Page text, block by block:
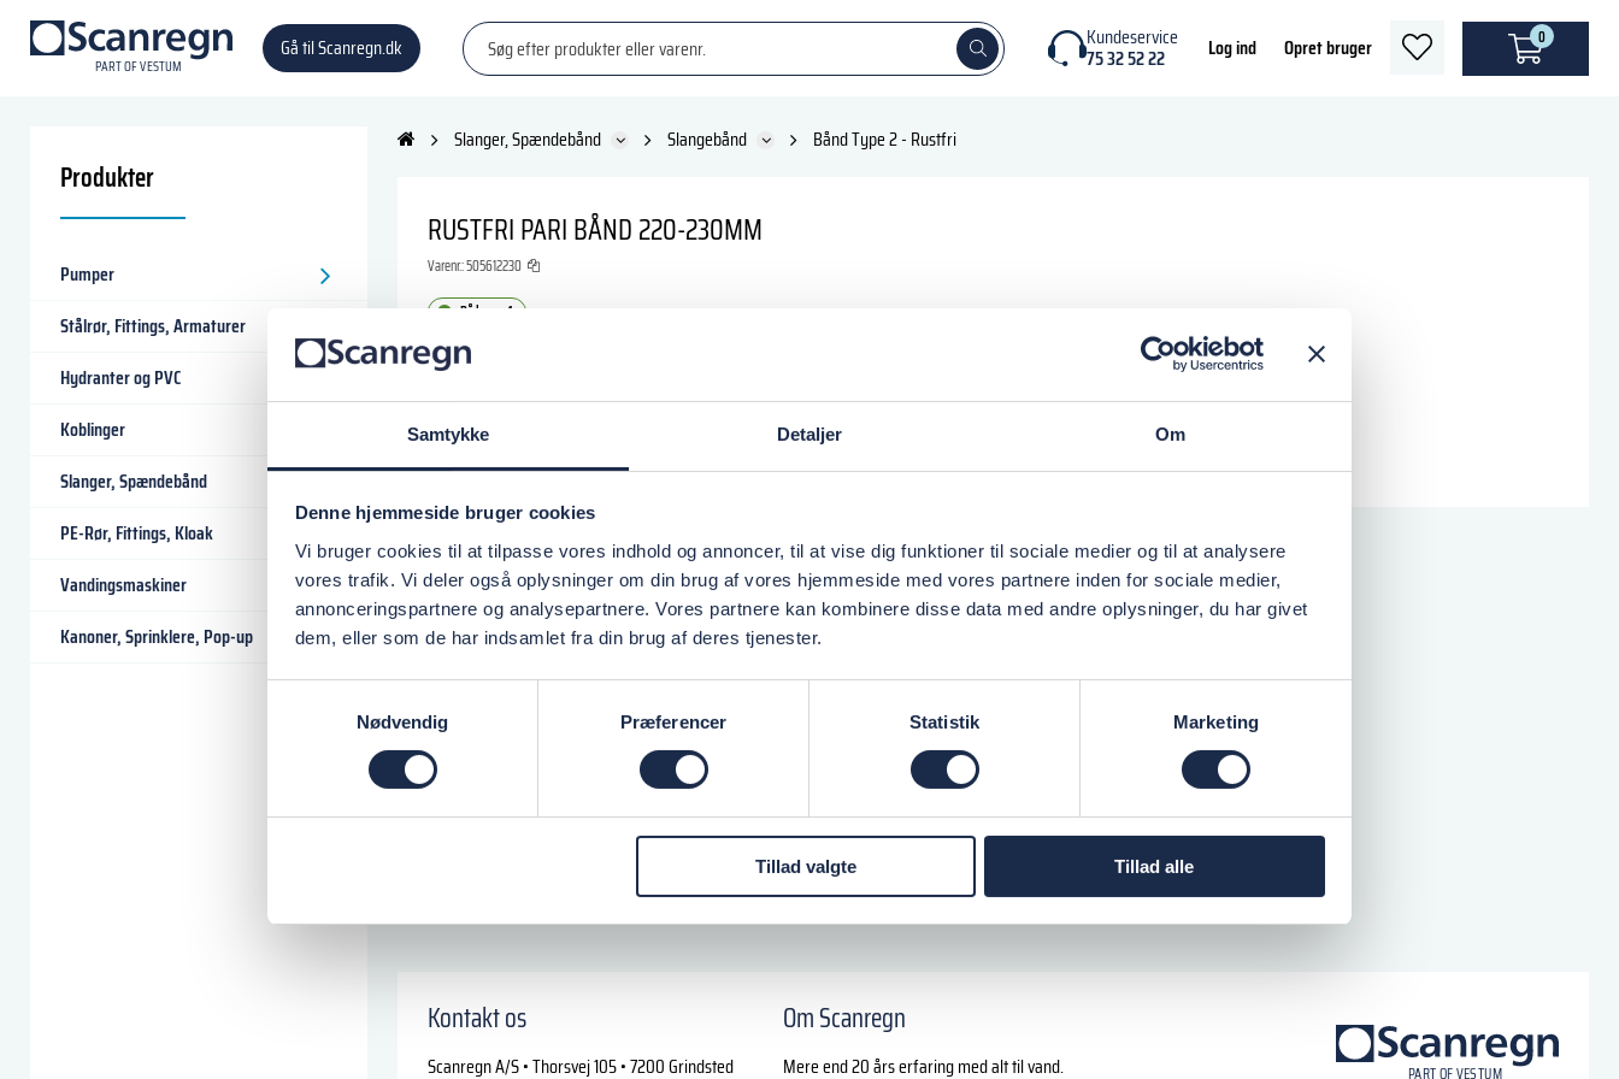
Samtykke Detaljer Om
Denne hjemmeside bruger cookies
Vi bruger cookies til at tilpasse vores indhold og annoncer, til at vise dig funktioner til sociale medier og til at analysere
vores trafik. Vi deler også oplysninger om din brug af vores hjemmeside med vores partnere inden for sociale medier,
annonceringspartnere og analysepartnere. Vores partnere kan kombinere disse data med andre oplysninger, du har givet
dem, eller som de har indsamlet fra din brug af deres tjenester.
Nødvendig
Præferencer Statistik Marketing
Tillad valgte Tillad alle
PARTOF VESTUM
Gå til Scanregn.dk Kundeservice
75 32 52 22 Log ind Opret bruger
heart
0
Produkter
Pumper
Stålrør, Fittings, Armaturer
Hydranter og PVC
Koblinger
Slanger, Spændebånd
PE-Rør, Fittings, Kloak
Vandingsmaskiner
Kanoner, Sprinklere, Pop-up
Slanger, Spændebånd Slangebånd Bånd Type 2 - Rustfri
RUSTFRI PARI BÅND 220-230MM
Varenr.:505612230
På lager: 1
420,00 DKK
Kontakt os
Scanregn A/S • Thorsvej 105 • 7200 Grindsted
Om Scanregn
Mere end 20 års erfaring med alt til vand.
PARTOF VESTUM
logo